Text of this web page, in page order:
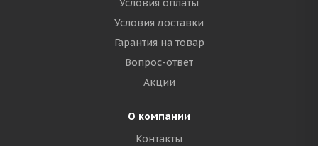
Условия оплаты
Условия доставки
Гарантия на товар
Вопрос-ответ
Акции
О компании
Контакты